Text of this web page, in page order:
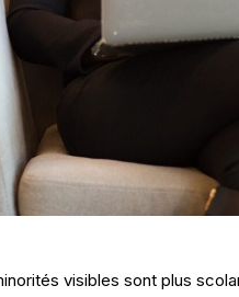
visibles sont plus